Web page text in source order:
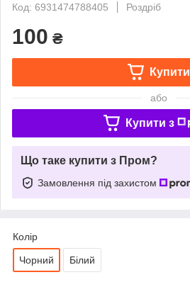
Код: 6931474788405
Роздріб
100 ₴
Купити
або
Купити з
Що таке купити з Пром?
Замовлення під захистом
Колір
Чорний Білий